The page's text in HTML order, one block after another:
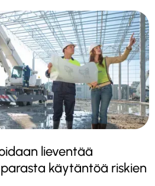
lieventää
käytäntöä riskien